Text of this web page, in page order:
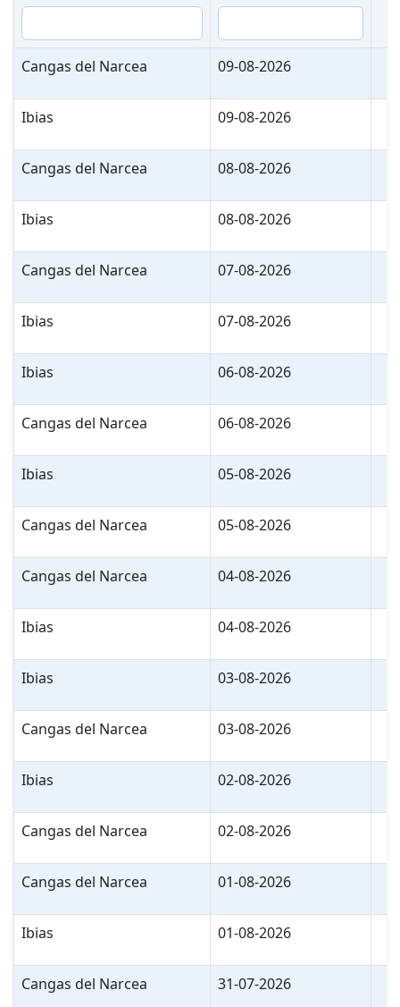
Cangas del Narcea 09-08-2026
Ibias 09-08-2026
Cangas del Narcea 08-08-2026
Ibias 08-08-2026
Cangas del Narcea 07-08-2026
Ibias 07-08-2026
Ibias 06-08-2026
Cangas del Narcea 06-08-2026
Ibias 05-08-2026
Cangas del Narcea 05-08-2026
Cangas del Narcea 04-08-2026
Ibias 04-08-2026
Ibias 03-08-2026
Cangas del Narcea 03-08-2026
Ibias 02-08-2026
Cangas del Narcea 02-08-2026
Cangas del Narcea 01-08-2026
Ibias 01-08-2026
Cangas del Narcea 31-07-2026